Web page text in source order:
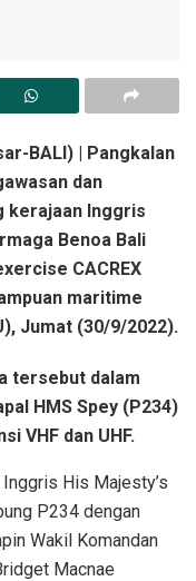
BALI) | Pangkalan
dan
kerajaan Inggris
Benoa Bali
CACREX
maritime
Jumat (30/9/2022).
tersebut dalam
HMS Spey (P234)
VHF dan UHF.
His Majesty’s
P234 dengan
Wakil Komandan
Macnae